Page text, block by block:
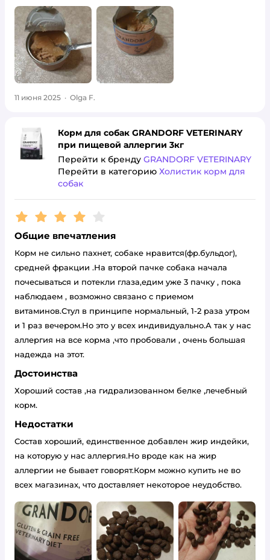
11 июня 2025 · Olga F.
Корм для собак GRANDORF VETERINARY
при пищевой аллергии 3кг
Перейти к бренду GRANDORF VETERINARY
Перейти в категорию Холистик корм для
собак
Рейтинг:4
Общие впечатления
Корм не сильно пахнет, собаке нравится(фр.бульдог),
средней фракции .На второй пачке собака начала
почесываться и потекли глаза,едим уже 3 пачку , пока
наблюдаем , возможно связано с приемом
витаминов.Стул в принципе нормальный, 1-2 раза утром
и 1 раз вечером.Но это у всех индивидуально.А так у нас
аллергия на все корма ,что пробовали , очень большая
надежда на этот.
Достоинства
Хороший состав ,на гидрализованном белке ,лечебный
корм.
Недостатки
Состав хороший, единственное добавлен жир индейки,
на которую у нас аллергия.Но вроде как на жир
аллергии не бывает говорят.Корм можно купить не во
всех магазинах, что доставляет некоторое неудобство.